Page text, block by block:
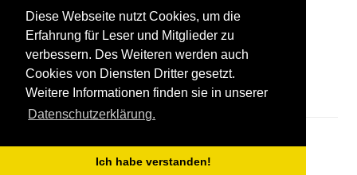
Diese Webseite nutzt Cookies, um die
Erfahrung für Leser und Mitglieder zu
verbessern. Des Weiteren werden auch
Cookies von Diensten Dritter gesetzt.
Weitere Informationen finden sie in unserer
Datenschutzerklärung.
Ich habe verstanden!
Stolz präsentiert von WordPress